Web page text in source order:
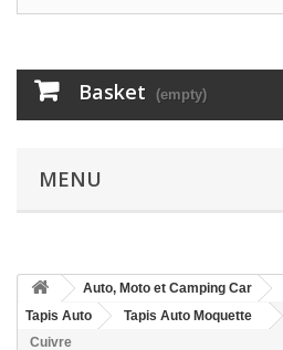
Basket (empty)
MENU
Auto, Moto et Camping Car
Tapis Auto
Tapis Auto Moquette
Cuivre